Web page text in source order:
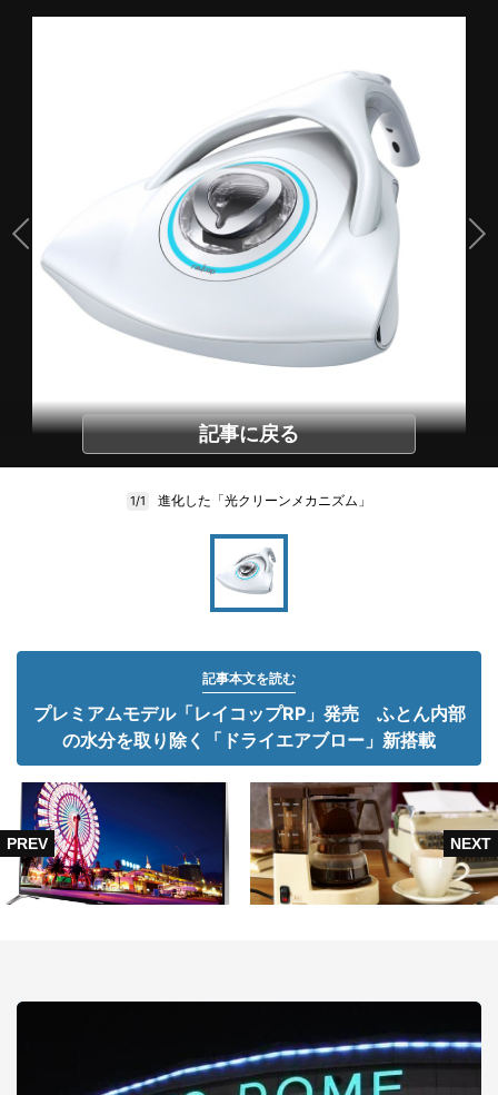
記事に戻る
1/1 進化した「光クリーンメカニズム」
記事本文を読む
プレミアムモデル「レイコップRP」発売 ふとん内部
の水分を取り除く「ドライエアブロー」新搭載